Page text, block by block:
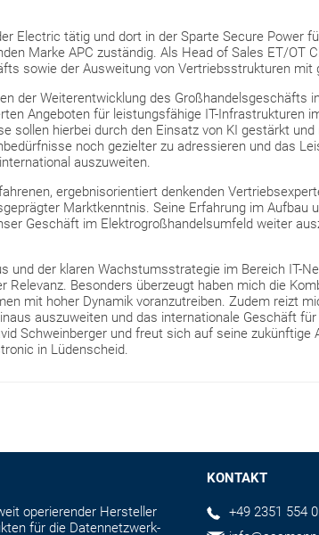
Electric tätig und dort in der Sparte Secure Power
Marke APC zuständig. Als Head of Sales ET/OT
sowie der Ausweitung von Vertriebsstrukturen mit
der Weiterentwicklung des Großhandelsgeschäfts
Angeboten für leistungsfähige IT-Infrastrukturen
sollen hierbei durch den Einsatz von KI gestärkt
noch gezielter zu adressieren und das
auszuweiten.
ergebnisorientiert denkenden
Marktkenntnis. Seine Erfahrung im Aufbau
Geschäft im Elektrogroßhandelsumfeld weiter
und der klaren Wachstumsstrategie im Bereich IT-
Besonders überzeugt haben mich die
mit hoher Dynamik voranzutreiben. Zudem reizt
auszuweiten und das internationale Geschäft
Schweinberger und freut sich auf seine zukünftige
in Lüdenscheid.
operierender Hersteller
für die Datennetzwerk-
KONTAKT
+49 2351 554 0